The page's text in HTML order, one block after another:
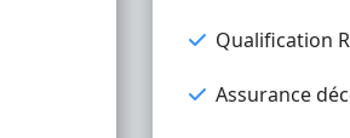
Qualification
Assurance